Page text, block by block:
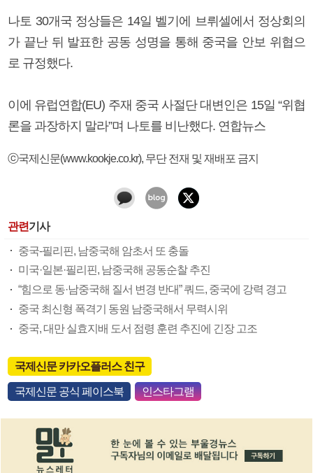
나토 30개국 정상들은 14일 벨기에 브뤼셀에서 정상회의
가 끝난 뒤 발표한 공동 성명을 통해 중국을 안보 위협으
로 규정했다.
이에 유럽연합(EU) 주재 중국 사절단 대변인은 15일 “위협
론을 과장하지 말라”며 나토를 비난했다. 연합뉴스
ⓒ국제신문(www.kookje.co.kr), 무단 전재 및 재배포 금지
관련기사
중국-필리핀, 남중국해 암초서 또 충돌
미국·일본·필리핀, 남중국해 공동순찰 추진
“힘으로 동·남중국해 질서 변경 반대” 쿼드, 중국에 강력 경고
중국 최신형 폭격기 동원 남중국해서 무력시위
중국, 대만 실효지배 도서 점령 훈련 추진에 긴장 고조
국제신문 카카오플러스 친구
국제신문 공식 페이스북 인스타그램